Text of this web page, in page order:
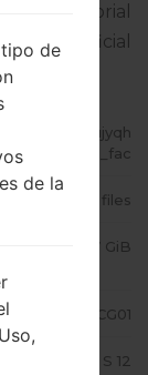
12. Tutorial
oficial
cpp_fac
4 files
5.67 GiB
Samsung SCG01
Android S 12
de
de la